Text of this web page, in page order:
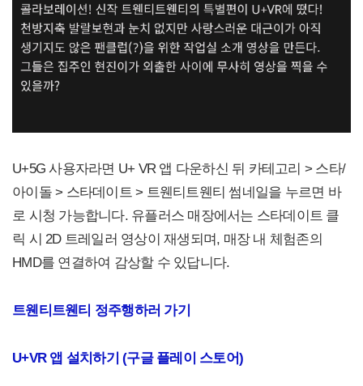
U+5G 사용자라면 U+ VR 앱 다운하신 뒤 카테고리 > 스타/
아이돌 > 스타데이트 > 트웬티트웬티 썸네일을 누르면 바
로 시청 가능합니다. 유플러스 매장에서는 스타데이트 클
릭 시 2D 트레일러 영상이 재생되며, 매장 내 체험존의
HMD를 연결하여 감상할 수 있답니다.
트웬티트웬티 정주행하러 가기
U+VR 앱 설치하기 (구글 플레이 스토어)